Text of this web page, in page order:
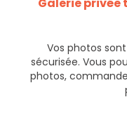
Vos photos
sécurisée. Vous
photos,